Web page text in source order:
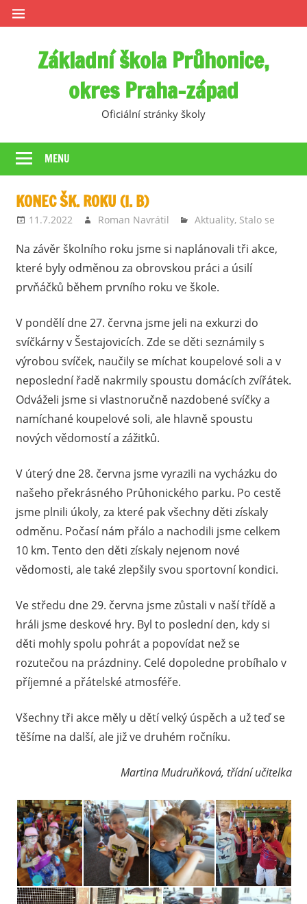
Skip
to
Základní škola Průhonice,
okres Praha-západ
Oficiální stránky školy
MENU
KONEC ŠK. ROKU (I. B)
11.7.2022 Roman Navrátil Aktuality, Stalo se
Na závěr školního roku jsme si naplánovali tři akce,
které byly odměnou za obrovskou práci a úsilí
prvňáčků během prvního roku ve škole.
V pondělí dne 27. června jsme jeli na exkurzi do
svíčkárny v Šestajovicích. Zde se děti seznámily s
výrobou svíček, naučily se míchat koupelové soli a v
neposlední řadě nakrmily spoustu domácích zvířátek.
Odváželi jsme si vlastnoručně nazdobené svíčky a
namíchané koupelové soli, ale hlavně spoustu
nových vědomostí a zážitků.
V úterý dne 28. června jsme vyrazili na vycházku do
našeho překrásného Průhonického parku. Po cestě
jsme plnili úkoly, za které pak všechny děti získaly
odměnu. Počasí nám přálo a nachodili jsme celkem
10 km. Tento den děti získaly nejenom nové
vědomosti, ale také zlepšily svou sportovní kondici.
Ve středu dne 29. června jsme zůstali v naší třídě a
hráli jsme deskové hry. Byl to poslední den, kdy si
děti mohly spolu pohrát a popovídat než se
rozutečou na prázdniny. Celé dopoledne probíhalo v
příjemné a přátelské atmosféře.
Všechny tři akce měly u dětí velký úspěch a už teď se
těšíme na další, ale již ve druhém ročníku.
Martina Mudruňková, třídní učitelka